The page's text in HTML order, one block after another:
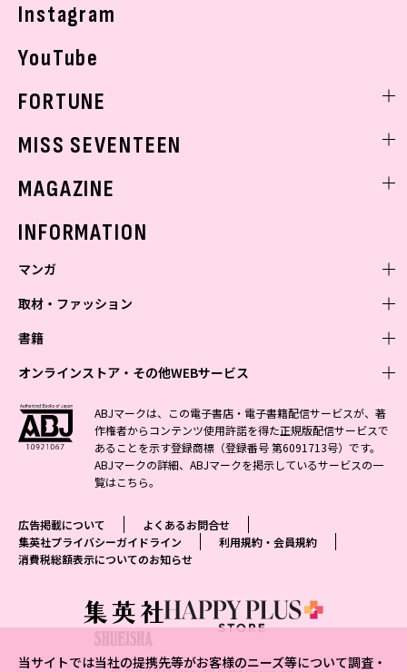
当サイトでは当社の提携先等がお客様のニーズ等について調査・
Instagram
YouTube
FORTUNE
MISS SEVENTEEN
MAGAZINE
INFORMATION
マンガ
少年マンガ
Vジャンプ
最強ジャンプ
少年ジャンプ+
ジャンプTOON
ジャンプルーキー！
S-MANGA
集英社コミック文庫
青年マンガ
ZEBRACK
S-MANGA
集英社ジャンプリミックス
週刊ヤングジャンプ
ヤングジャンプ定期購読デジタル
となりのヤングジャンプ
グランドジャンプ
ウルトラジャンプ
少女マンガ
ZEBRACK
S-MANGA
集英社コミック文庫
マーガレット
別冊マーガレット
リマコミ
マンガMeets
女性マンガ
ジャンプTOON
集英社コミック文庫
マンガMee公式サイト
リマコミ
取材・ファッション
ファッション・美容
BAILA
MAQUIA
eclat
T JAPAN
MEN'S NON-NO
集英社オンライン
芸能・情報・スポーツ
週プレNEWS
週プレ グラジャパ!
書籍
文芸・文庫・総合
小説すばる
集英社 文芸ステーション
web 集英社文庫
アジア人物史
学芸・ノンフィクション・新書
1日5分で、明日は変わる よみタイ yomitai
集英社学芸部 - 学芸・ノンフィクション
集英社ビジネス書
集英社新書プラス - 知の水先案内人
kotoba
情報・知識＆オピニオン imidas
ライトノベル・ノベライズ
集英社オレンジ文庫
JUMP j-BOOKS
ダッシュエックス文庫公式サイト
集英社Webマガジン コバルト
集英社の児童図書 S-KIDS.LAND
オンラインストア・その他WEBサービス
オンラインストア
OTO
SHUEISHA MANGA-ART HERITAGE
ジャンプキャラクターズストア
HAPPY PLUS STORE
SHUEISHA VOX
LEEマルシェ
eclat premium
その他WEBサービス
集英社アドナビ
集英社エディターズ・ラボ
ABJマークは、この電子書店・電子書籍配信サービスが、著
作権者からコンテンツ使用許諾を得た正規版配信サービスで
あることを示す登録商標（登録番号 第6091713号）です。
ABJマークの詳細、ABJマークを掲示しているサービスの一
覧はこちら。
広告掲載について
よくあるお問合せ
集英社プライバシーガイドライン
利用規約・会員規約
消費税総額表示についてのお知らせ